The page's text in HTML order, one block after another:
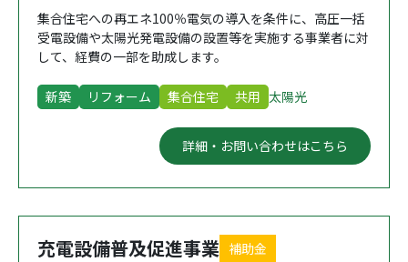
集合住宅への再エネ100％電気の導入を条件に、高圧一括
受電設備や太陽光発電設備の設置等を実施する事業者に対
して、経費の一部を助成します。
新築 リフォーム 集合住宅 共用 太陽光
詳細・お問い合わせはこちら
充電設備普及促進事業 補助金